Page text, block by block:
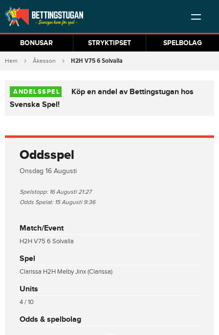
BONUSAR STRYKTIPSET SPELBOLAG
Hem Åkesson H2H V75 6 Solvalla
ANDELSSPEL
Köp en andel av Bettingstugan hos
Svenska Spel!
Oddsspel
Onsdag 16 Augusti
Spelstopp: 16 Augusti 21:27
Odds Spelat: 15 Augusti 9:36
Match/Event
H2H V75 6 Solvalla
Spel
Clarissa H2H Melby Jinx (Clarissa)
Units
4 / 10
Odds & spelbolag